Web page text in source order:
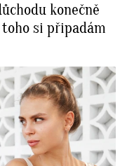
konečně
si připadám